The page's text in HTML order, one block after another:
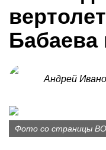
Бабаева
Андрей
Фото со страницы